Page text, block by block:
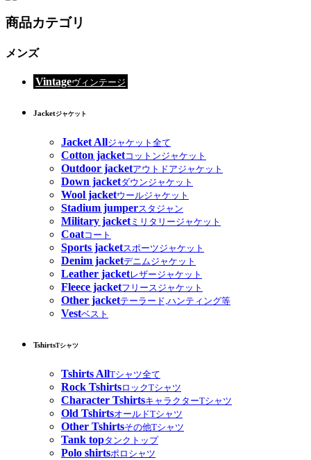
商品カテゴリ
メンズ
Vintageヴィンテージ
Jacketジャケット
Jacket Allジャケット全て
Cotton jacketコットンジャケット
Outdoor jacketアウトドアジャケット
Down jacketダウンジャケット
Wool jacketウールジャケット
Stadium jumperスタジャン
Military jacketミリタリージャケット
Coatコート
Sports jacketスポーツジャケット
Denim jacketデニムジャケット
Leather jacketレザージャケット
Fleece jacketフリースジャケット
Other jacketテーラード,ハンティング等
Vestベスト
TshirtsTシャツ
Tshirts AllTシャツ全て
Rock TshirtsロックTシャツ
Character TshirtsキャラクターTシャツ
Old TshirtsオールドTシャツ
Other Tshirtsその他Tシャツ
Tank topタンクトップ
Polo shirtsポロシャツ